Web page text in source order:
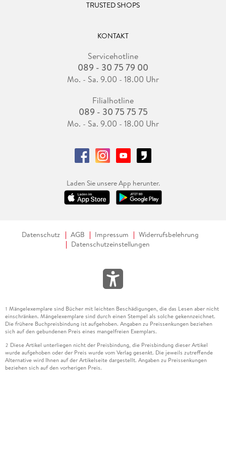
TRUSTED SHOPS
KONTAKT
Servicehotline
089 - 30 75 79 00
Mo. - Sa. 9.00 - 18.00 Uhr
Filialhotline
089 - 30 75 75 75
Mo. - Sa. 9.00 - 18.00 Uhr
Laden Sie unsere App herunter.
Datenschutz AGB Impressum
Widerrufsbelehrung
Datenschutzeinstellungen
1 Mängelexemplare sind Bücher mit leichten Beschädigungen, die das Lesen aber nicht
einschränken. Mängelexemplare sind durch einen Stempel als solche gekennzeichnet.
Die frühere Buchpreisbindung ist aufgehoben. Angaben zu Preissenkungen beziehen
sich auf den gebundenen Preis eines mangelfreien Exemplars.
2 Diese Artikel unterliegen nicht der Preisbindung, die Preisbindung dieser Artikel
wurde aufgehoben oder der Preis wurde vom Verlag gesenkt. Die jeweils zutreffende
Alternative wird Ihnen auf der Artikelseite dargestellt. Angaben zu Preissenkungen
beziehen sich auf den vorherigen Preis.